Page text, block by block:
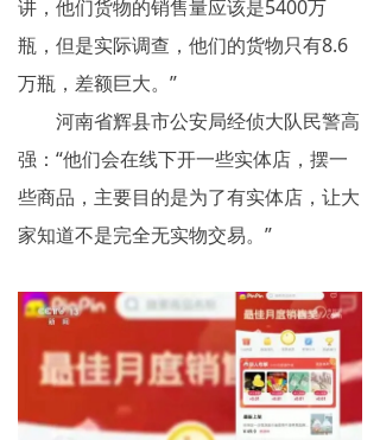
讲，他们货物的销售量应该是5400万
瓶，但是实际调查，他们的货物只有8.6
万瓶，差额巨大。”
河南省辉县市公安局经侦大队民警高
强：“他们会在线下开一些实体店，摆一
些商品，主要目的是为了有实体店，让大
家知道不是完全无实物交易。”